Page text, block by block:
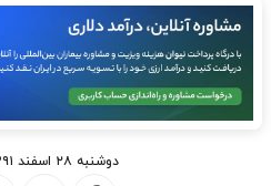
دوشنبه ۲۸ اسفند ۱۳۹۱ - ۱۳:۱۳